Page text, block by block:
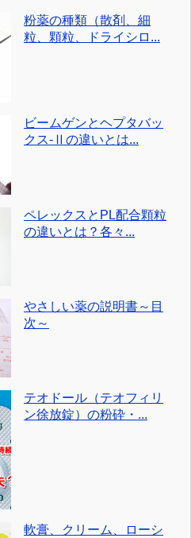
粉薬の種類（散剤、細
粒、顆粒、ドライシロ...
ビームゲンとヘプタバッ
クス-Ⅱの違いとは...
ペレックスとPL配合顆粒
の違いとは？各々...
やさしい薬の説明書～目
次～
テオドール（テオフィリ
ン徐放錠）の粉砕・...
軟膏、クリーム、ローシ